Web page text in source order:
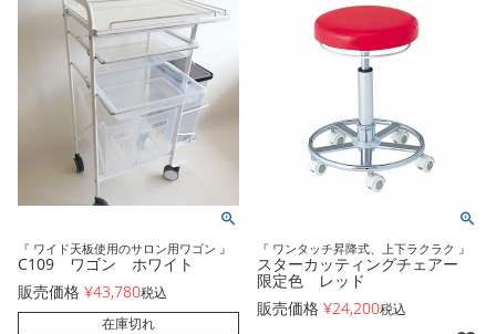
『 ワイド天板使用のサロン用ワゴン 』
C109 ワゴン ホワイト
販売価格 ¥43,780税込
在庫切れ
『 ワンタッチ昇降式、上下ラクラク 』
スターカッティングチェアー
限定色 レッド
販売価格 ¥24,200税込